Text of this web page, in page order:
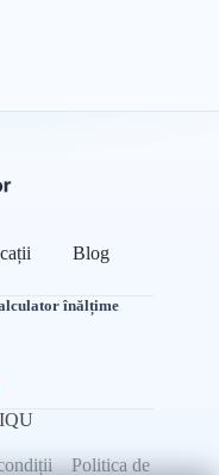
Blog
înălțime
Politica de